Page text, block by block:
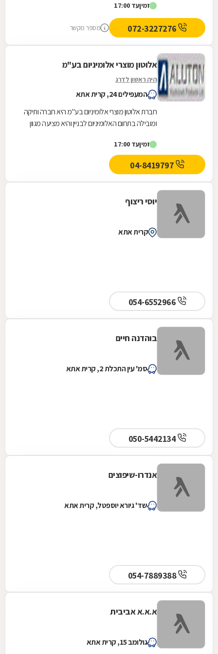
זמיןעד 17:00
מספר מקשר
אלוטון מוצרי אלומיניום בע"מ
היה ראשון לדרג
המעפילים 24, קרית אתא
חברת אלוטון מוצרי אלומיניום בע"מ היא חברה ותיקה
ומובילה בתחום האלומיניום לבניין והיא מציעה מגוון
זמיןעד 17:00
יוסי ריצוף
קרית אתא
בוהדנה חיים
סמ' עין התכלת 2, קרית אתא
050-5442134
אנדרו-שיפוצים
שד' גיורא יוספטל, קרית אתא
054-7889388
א.א.א אביבית
גולומב 15, קרית אתא